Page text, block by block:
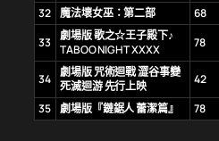
32 魔法壞女巫：第二部 68
33 劇場版 歌之☆王子殿下♪
TABOO NIGHT XXXX
78
34 劇場版 咒術迴戰 澀谷事變
死滅迴游 先行上映
42
35 劇場版『鏈鋸人 蕾潔篇』 78